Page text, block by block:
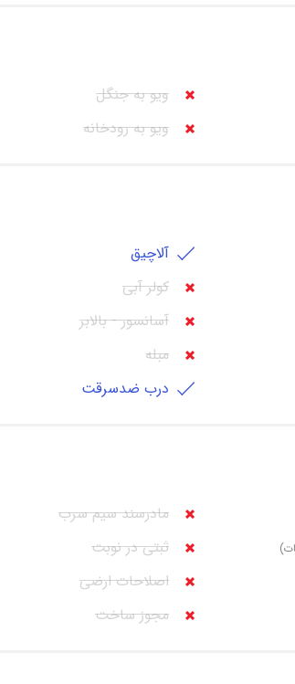
ویو به جنگل
ویو به رودخانه
آلاچیق
کولر آبی
آسانسور - بالابر
مبله
درب ضدسرقت
مادرسند سیم سرب
ثبتی در نوبت
اصلاحات ارضی
مجوز ساخت